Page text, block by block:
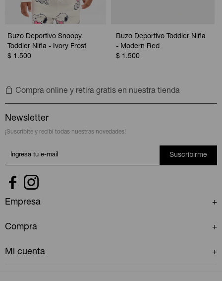
Buzo Deportivo Snoopy
Toddler Niña - Ivory Frost
$ 1.500
Buzo Deportivo Toddler Niña
- Modern Red
$ 1.500
Compra online y retira gratis en nuestra tienda
Newsletter
¡Suscribite y recibí todas nuestras novedades!
Suscribirme
 
Empresa
Compra
Mi cuenta